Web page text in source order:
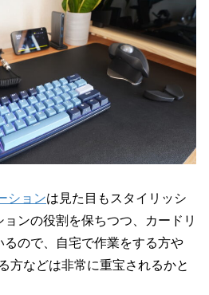
ションは見た目もスタイリッシ
ンの役割を保ちつつ、カードリ
ので、自宅で作業をする方や
方などは非常に重宝されるかと